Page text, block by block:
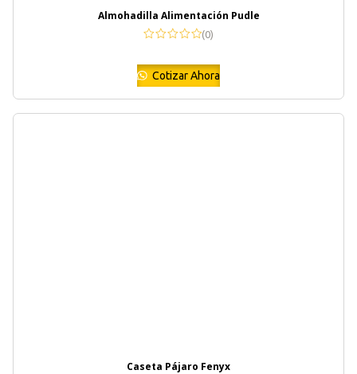
Almohadilla Alimentación Pudle
(0)
Cotizar Ahora
Caseta Pájaro Fenyx